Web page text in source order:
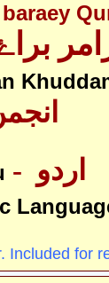
Included for